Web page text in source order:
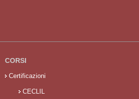
CORSI
Certificazioni
CECLIL